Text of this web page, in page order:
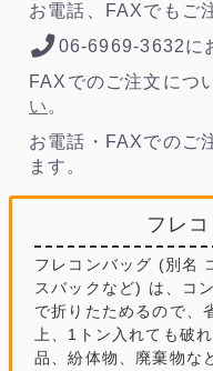
お電話、FAXでもご
06-6969-3632に
FAXでのご注文につ
い 。
お電話・FAXでのご
ます。
フレ
フレコンバッグ (別名
スバックなど) は、コ
で折りたためるので、
上、1トン入れても破
品、紛体物、廃棄物な